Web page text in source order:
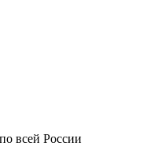
всей России